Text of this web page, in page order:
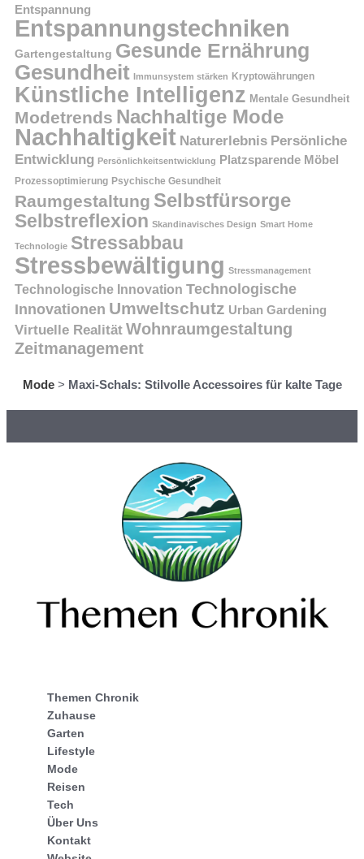
Entspannung
Entspannungstechniken
Gartengestaltung Gesunde Ernährung
Gesundheit Immunsystem stärken Kryptowährungen
Künstliche Intelligenz Mentale Gesundheit
Modetrends Nachhaltige Mode
Nachhaltigkeit Naturerlebnis Persönliche
Entwicklung Persönlichkeitsentwicklung Platzsparende Möbel
Prozessoptimierung Psychische Gesundheit
Raumgestaltung Selbstfürsorge
Selbstreflexion Skandinavisches Design Smart Home
Technologie Stressabbau
Stressbewältigung Stressmanagement
Technologische Innovation Technologische
Innovationen Umweltschutz Urban Gardening
Virtuelle Realität Wohnraumgestaltung
Zeitmanagement
Mode> Maxi-Schals: Stilvolle Accessoires für kalte Tage
Themen Chronik
Zuhause
Garten
Lifestyle
Mode
Reisen
Tech
Über Uns
Kontakt